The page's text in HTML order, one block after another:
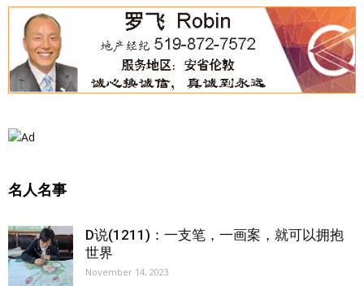
名人名事
D说(1211)：一支笔，一画案，就可以拥抱
世界
November 14, 2023